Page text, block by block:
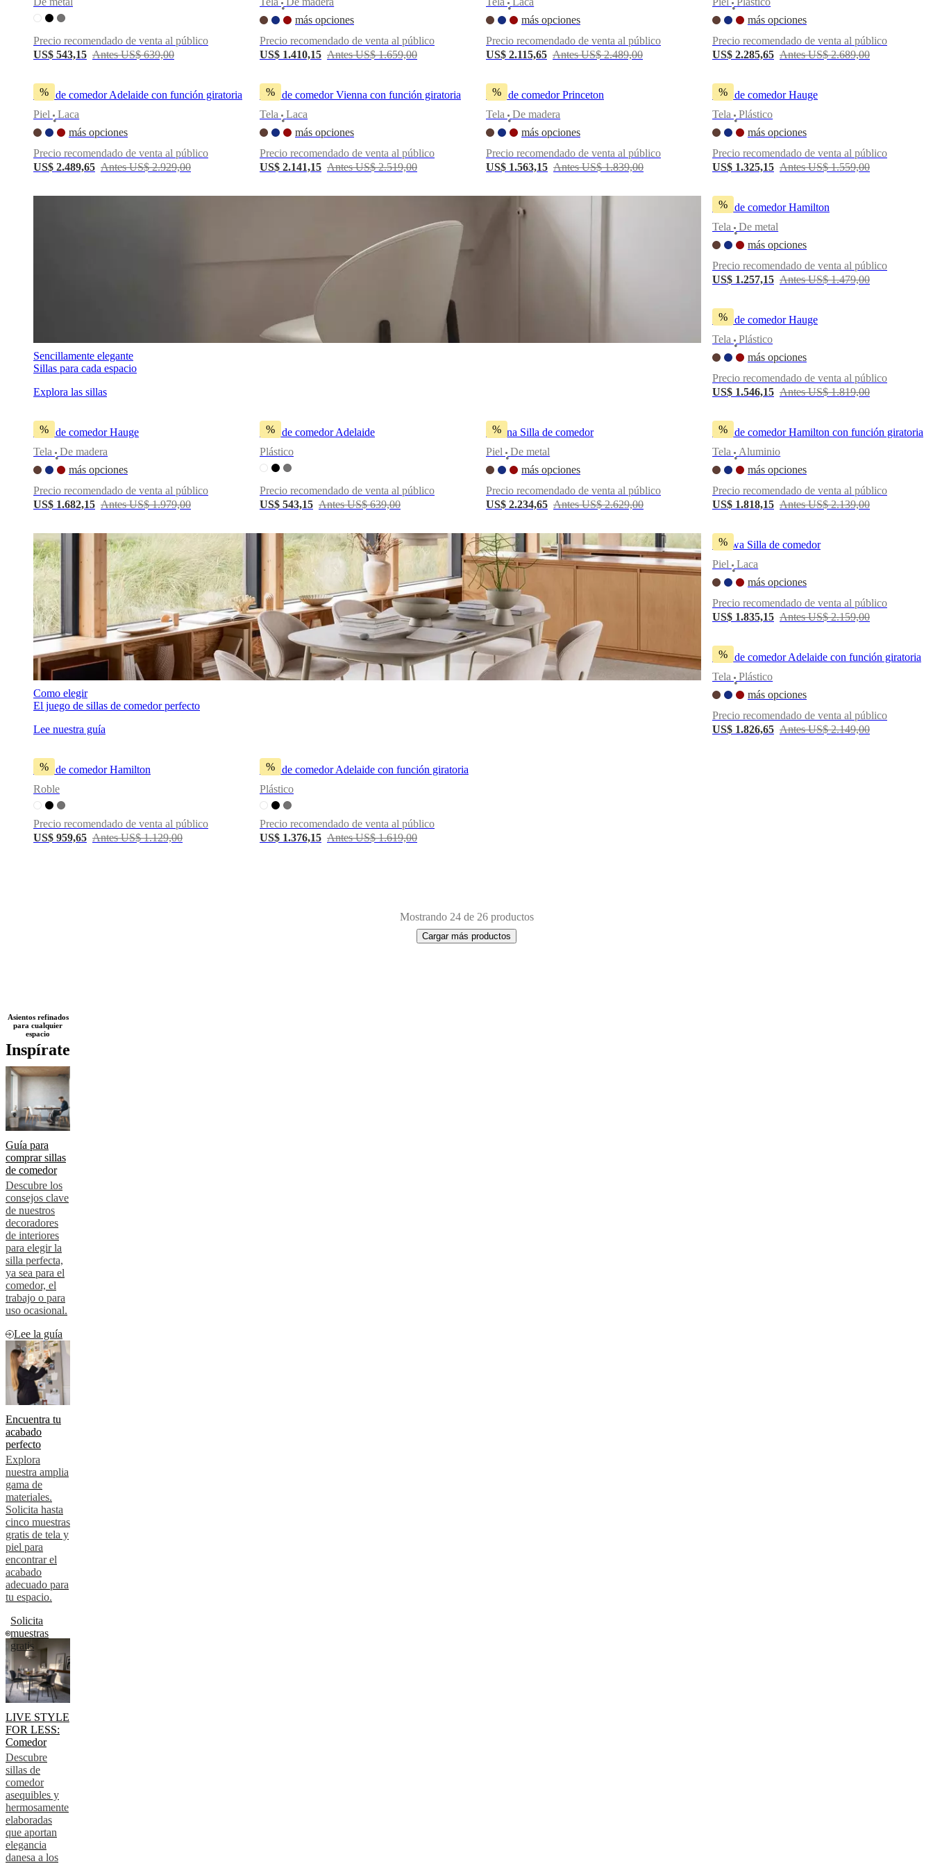
Acerca
BoConceptValoresResponsabilidad
historiaSala
prensaArtesanía
calidadConoce
nuestros
diseñadoresPersonalizaciónCarreraStandards
certificationsDeclaración
Precio recomendado de venta al público
US$ 543,15 Antes US$ 639,00
•
más opciones
Precio recomendado de venta al público
US$ 1.410,15 Antes US$ 1.659,00
•
más opciones
Precio recomendado de venta al público
US$ 2.115,65 Antes US$ 2.489,00
•
más opciones
Precio recomendado de venta al público
US$ 2.285,65 Antes US$ 2.689,00
%
Silla de comedor Adelaide con función giratoria
Piel
•
Laca
más opciones
Precio recomendado de venta al público
US$ 2.489,65 Antes US$ 2.929,00
%
Silla de comedor Vienna con función giratoria
Tela
•
Laca
más opciones
Precio recomendado de venta al público
US$ 2.141,15 Antes US$ 2.519,00
%
Silla de comedor Princeton
Tela
•
De madera
más opciones
Precio recomendado de venta al público
US$ 1.563,15 Antes US$ 1.839,00
%
Silla de comedor Hauge
Tela
•
Plástico
más opciones
Precio recomendado de venta al público
US$ 1.325,15 Antes US$ 1.559,00
Sencillamente elegante
Sillas para cada espacio
Explora las sillas
%
Silla de comedor Hamilton
Tela
•
De metal
más opciones
Precio recomendado de venta al público
US$ 1.257,15 Antes US$ 1.479,00
%
Silla de comedor Hauge
Tela
•
Plástico
más opciones
Precio recomendado de venta al público
US$ 1.546,15 Antes US$ 1.819,00
%
Silla de comedor Hauge
Tela
•
De madera
más opciones
Precio recomendado de venta al público
US$ 1.682,15 Antes US$ 1.979,00
%
Silla de comedor Adelaide
Plástico
Precio recomendado de venta al público
US$ 543,15 Antes US$ 639,00
%
Vienna Silla de comedor
Piel
•
De metal
más opciones
Precio recomendado de venta al público
US$ 2.234,65 Antes US$ 2.629,00
%
Silla de comedor Hamilton con función giratoria
Tela
•
Aluminio
más opciones
Precio recomendado de venta al público
US$ 1.818,15 Antes US$ 2.139,00
Como elegir
El juego de sillas de comedor perfecto
Lee nuestra guía
%
Ottawa Silla de comedor
Piel
•
Laca
más opciones
Precio recomendado de venta al público
US$ 1.835,15 Antes US$ 2.159,00
%
Silla de comedor Adelaide con función giratoria
Tela
•
Plástico
más opciones
Precio recomendado de venta al público
US$ 1.826,65 Antes US$ 2.149,00
%
Silla de comedor Hamilton
Roble
Precio recomendado de venta al público
US$ 959,65 Antes US$ 1.129,00
%
Silla de comedor Adelaide con función giratoria
Plástico
Precio recomendado de venta al público
US$ 1.376,15 Antes US$ 1.619,00
Mostrando 24 de 26 productos
Cargar más productos
Next
page
NegroAmarillo
oscuroPielRoble
Plástico
maderaLacaAluminio
Asientos refinados
para cualquier
espacio
Inspírate
Guía para
comprar sillas
de comedor
Descubre los
consejos clave
de nuestros
decoradores
de interiores
para elegir la
silla perfecta,
ya sea para el
comedor, el
trabajo o para
uso ocasional.
Lee la guía
Encuentra tu
acabado
perfecto
Explora
nuestra amplia
gama de
materiales.
Solicita hasta
cinco muestras
gratis de tela y
piel para
encontrar el
acabado
adecuado para
tu espacio.
Solicita
muestras
gratis
LIVE STYLE
FOR LESS:
Comedor
Descubre
sillas de
comedor
asequibles y
hermosamente
elaboradas
que aportan
elegancia
danesa a los